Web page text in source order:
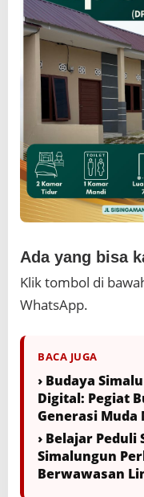
Ada yang bisa
Klik tombol di
WhatsApp.
BACA JUGA
› Budaya
Digital: Pegiat
Generasi
› Belajar Peduli
Simalungun
Berwawasan